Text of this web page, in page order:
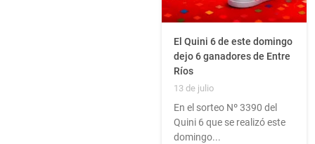
El Quini 6 de este domingo
dejo 6 ganadores de Entre
Ríos
13 de julio
En el sorteo Nº 3390 del
Quini 6 que se realizó este
domingo...